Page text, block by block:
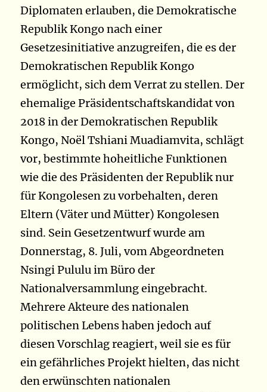
Diplomaten erlauben, die Demokratische
Republik Kongo nach einer
Gesetzesinitiative anzugreifen, die es der
Demokratischen Republik Kongo
ermöglicht, sich dem Verrat zu stellen. Der
ehemalige Präsidentschaftskandidat von
2018 in der Demokratischen Republik
Kongo, Noël Tshiani Muadiamvita, schlägt
vor, bestimmte hoheitliche Funktionen
wie die des Präsidenten der Republik nur
für Kongolesen zu vorbehalten, deren
Eltern (Väter und Mütter) Kongolesen
sind. Sein Gesetzentwurf wurde am
Donnerstag, 8. Juli, vom Abgeordneten
Nsingi Pululu im Büro der
Nationalversammlung eingebracht.
Mehrere Akteure des nationalen
politischen Lebens haben jedoch auf
diesen Vorschlag reagiert, weil sie es für
ein gefährliches Projekt hielten, das nicht
den erwünschten nationalen